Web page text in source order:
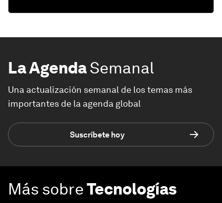
La AgendaSemanal
Una actualización semanal de los temas más
importantes de la agenda global
Suscríbete hoy
Más sobreTecnologías